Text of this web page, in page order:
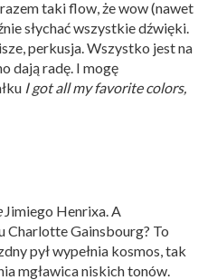
taki flow, że wow (nawet
słychać wszystkie dźwięki.
perkusja. Wszystko jest na
dają radę. I mogę
I got all my favorite colors,
Jimiego Henrixa. A
Charlotte Gainsbourg? To
pył wypełnia kosmos, tak
mgławica niskich tonów.